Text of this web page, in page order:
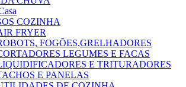
COZINHA
FRYER
FOGÕES,GRELHADORES
LEGUMES E FACAS
E TRITURADORES
E PANELAS